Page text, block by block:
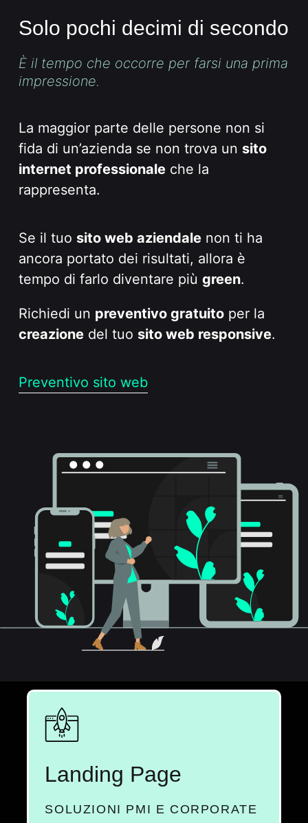
Solo pochi decimi di secondo
È il tempo che occorre per farsi una prima
impressione.
La maggior parte delle persone non si
fida di un’azienda se non trova un sito
internet professionaleche la
rappresenta.
Se il tuo sito web aziendalenon ti ha
ancora portato dei risultati, allora è
tempo di farlo diventare più green.
Richiedi un preventivo gratuitoper la
creazionedel tuo sito web responsive.
Preventivo sito web
Landing Page
SOLUZIONI PMI E CORPORATE